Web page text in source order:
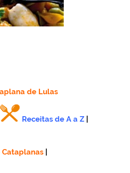
de Lulas
Receitas de A a Z
Cataplanas